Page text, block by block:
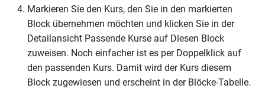
Markieren Sie den Kurs, den Sie in den markierten
Block übernehmen möchten und klicken Sie in der
Detailansicht Passende Kurse auf Diesen Block
zuweisen. Noch einfacher ist es per Doppelklick auf
den passenden Kurs. Damit wird der Kurs diesem
Block zugewiesen und erscheint in der Blöcke-Tabelle.